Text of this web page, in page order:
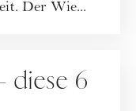
Der Wie...
diese 6